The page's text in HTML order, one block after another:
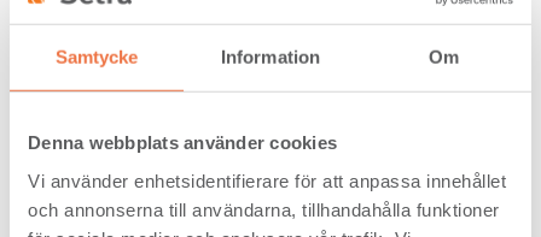
Samtycke Information Om
Denna webbplats använder cookies
Vi använder enhetsidentifierare för att anpassa innehållet
och annonserna till användarna, tillhandahålla funktioner
Vilka varianter finns det?
plåt. Infästningslösningen beror på valet av beslag.
Bjälklag, väggar, tak, pelare, balkar och andra
byggelement behöver inte anpassas utan det finns en
mängd valmöjligheter vid träkonstruktion.